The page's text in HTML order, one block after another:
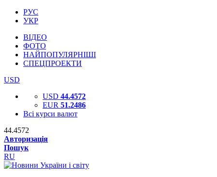
РУС
УКР
ВІДЕО
ФОТО
НАЙПОПУЛЯРНІШІ
СПЕЦПРОЕКТИ
USD
USD 44.4572
EUR 51.2486
Всі курси валют
44.4572
Авторизація
Пошук
RU